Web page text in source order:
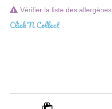
Vérifier la liste des allergènes
Click'N Collect